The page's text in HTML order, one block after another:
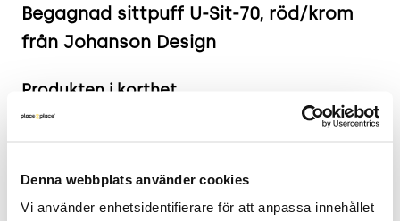
Denna webbplats använder cookies
Vi använder enhetsidentifierare för att anpassa innehållet
Begagnad sittpuff U-Sit-70, röd/krom
från Johanson Design
Produkten i korthet
Färg och material: Röd färg med kromade
Mått: Höjd 47 cm x Bredd 70 cm x Djup 70 cm.
Skick: 4/5